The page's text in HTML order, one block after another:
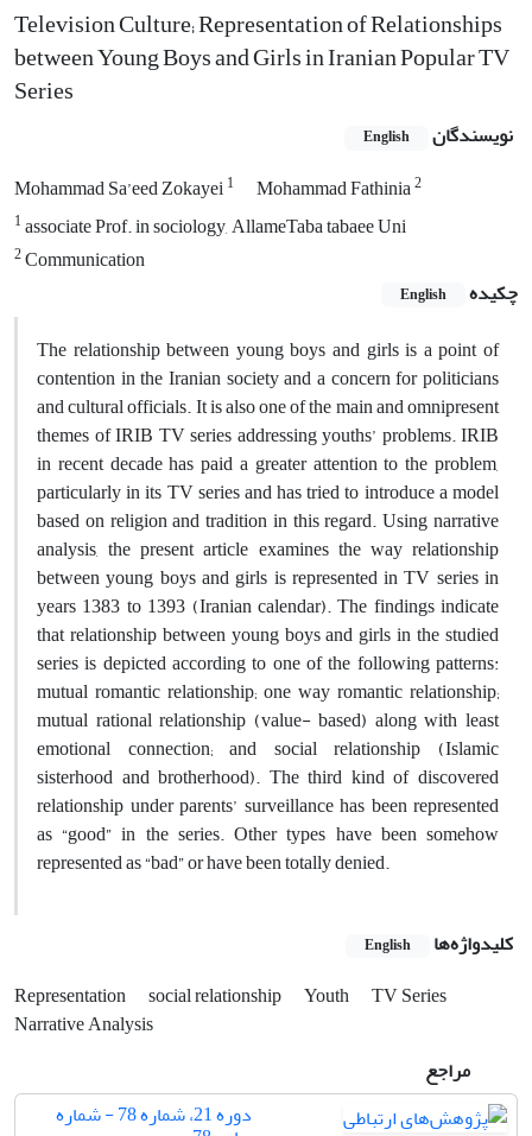
Television Culture; Representation of Relationships
between Young Boys and Girls in Iranian Popular TV
Series
نویسندگان English
Mohammad Sa’eed Zokayei1 Mohammad Fathinia2
1associate Prof. in sociology, AllameTaba tabaee Uni
2Communication
چکیده
English
The relationship between young boys and girls is a point of
contention in the Iranian society and a concern for politicians
and cultural officials. It is also one of the main and omnipresent
themes of IRIB TV series addressing youths’ problems. IRIB
in recent decade has paid a greater attention to the problem,
particularly in its TV series and has tried to introduce a model
based on religion and tradition in this regard. Using narrative
analysis, the present article examines the way relationship
between young boys and girls is represented in TV series in
years 1383 to 1393 (Iranian calendar). The findings indicate
that relationship between young boys and girls in the studied
series is depicted according to one of the following patterns:
mutual romantic relationship; one way romantic relationship;
mutual rational relationship (value- based) along with least
emotional connection; and social relationship (Islamic
sisterhood and brotherhood). The third kind of discovered
relationship under parents’ surveillance has been represented
as “good” in the series. Other types have been somehow
represented as “bad” or have been totally denied.
کلیدواژه‌ها English
Representation social relationship Youth
TV Series
Narrative Analysis
مراجع
دوره 21، شماره 78 - شماره